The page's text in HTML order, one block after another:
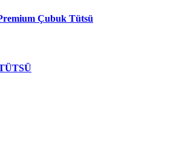
Çubuk Tütsü